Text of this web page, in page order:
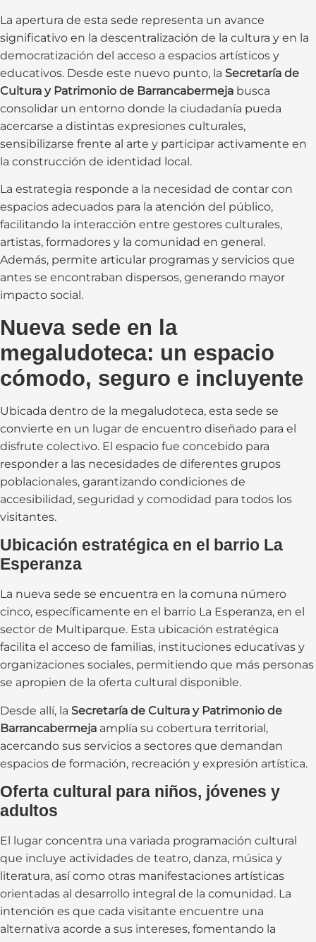
La apertura de esta sede representa un avance
significativo en la descentralización de la cultura y en la
democratización del acceso a espacios artísticos y
educativos. Desde este nuevo punto, la Secretaría de
Cultura y Patrimonio de Barrancabermeja busca
consolidar un entorno donde la ciudadanía pueda
acercarse a distintas expresiones culturales,
sensibilizarse frente al arte y participar activamente en
la construcción de identidad local.
La estrategia responde a la necesidad de contar con
espacios adecuados para la atención del público,
facilitando la interacción entre gestores culturales,
artistas, formadores y la comunidad en general.
Además, permite articular programas y servicios que
antes se encontraban dispersos, generando mayor
impacto social.
Nueva sede en la
megaludoteca: un espacio
cómodo, seguro e incluyente
Ubicada dentro de la megaludoteca, esta sede se
convierte en un lugar de encuentro diseñado para el
disfrute colectivo. El espacio fue concebido para
responder a las necesidades de diferentes grupos
poblacionales, garantizando condiciones de
accesibilidad, seguridad y comodidad para todos los
visitantes.
Ubicación estratégica en el barrio La
Esperanza
La nueva sede se encuentra en la comuna número
cinco, específicamente en el barrio La Esperanza, en el
sector de Multiparque. Esta ubicación estratégica
facilita el acceso de familias, instituciones educativas y
organizaciones sociales, permitiendo que más personas
se apropien de la oferta cultural disponible.
Desde allí, la Secretaría de Cultura y Patrimonio de
Barrancabermeja amplía su cobertura territorial,
acercando sus servicios a sectores que demandan
espacios de formación, recreación y expresión artística.
Oferta cultural para niños, jóvenes y
adultos
El lugar concentra una variada programación cultural
que incluye actividades de teatro, danza, música y
literatura, así como otras manifestaciones artísticas
orientadas al desarrollo integral de la comunidad. La
intención es que cada visitante encuentre una
alternativa acorde a sus intereses, fomentando la